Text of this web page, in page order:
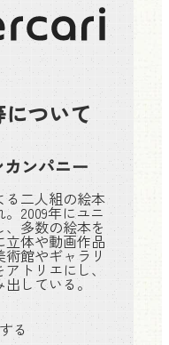
ついて
ンパニー
る二人組の絵本
2009年にユニ
多数の絵本を
体や動画作品
術館やギャラリ
トリエにし、
している。
る